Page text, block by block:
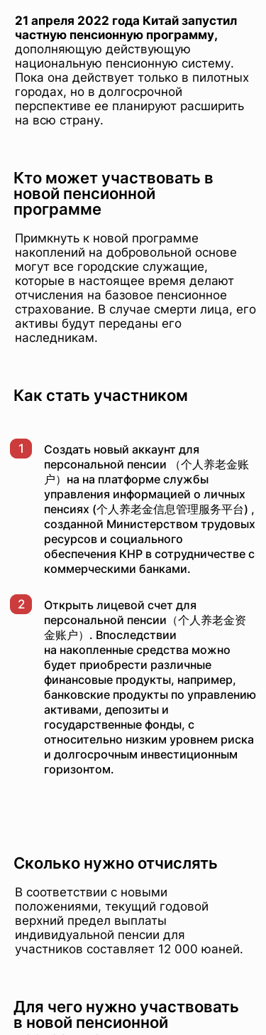
21 апреля 2022 года Китай запустил
частную пенсионную программу,
дополняющую действующую
национальную пенсионную систему.
Пока она действует только в пилотных
городах, но в долгосрочной
перспективе ее планируют расширить
на всю страну.
Кто может участвовать в
новой пенсионной
программе
Примкнуть к новой программе
накоплений на добровольной основе
могут все городские служащие,
которые в настоящее время делают
отчисления на базовое пенсионное
страхование. В случае смерти лица, его
активы будут переданы его
наследникам.
Как стать участником
1
Создать новый аккаунт для
персональной пенсии （个人养老金账
户）на на платформе службы
управления информацией о личных
пенсиях (个人养老金信息管理服务平台) ,
созданной Министерством трудовых
ресурсов и социального
обеспечения КНР в сотрудничестве с
коммерческими банками.
2
Открыть лицевой счет для
персональной пенсии（个人养老金资
金账户）. Впоследствии
на накопленные средства можно
будет приобрести различные
финансовые продукты, например,
банковские продукты по управлению
активами, депозиты и
государственные фонды, с
относительно низким уровнем риска
и долгосрочным инвестиционным
горизонтом.
Сколько нужно отчислять
В соответствии с новыми
положениями, текущий годовой
верхний предел выплаты
индивидуальной пенсии для
участников составляет 12 000 юаней.
Для чего нужно участвовать
в новой пенсионной